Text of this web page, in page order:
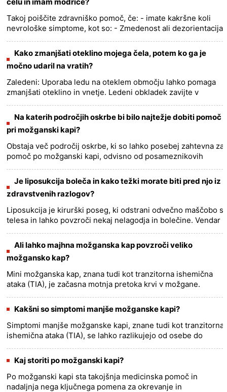
Takoj poiščite zdravniško pomoč, če: - imate kakršne koli
nevrološke simptome, kot so: - Zmedenost ali dezorientacija
hoji......
more >>
Kako zmanjšati oteklino mojega čela, potem ko ga je
močno udaril na vratih?
Zaledeni: Uporaba ledu na oteklem območju lahko pomaga
zmanjšati oteklino in vnetje. Ledeni obkladek zavijte v
Dvign......
more >>
Na katerih področjih oskrbe bi bilo najtežje dobiti pomoč
pri možganski kapi?
Obstaja več področij oskrbe, ki so lahko posebej zahtevna za
pomoč po možganski kapi, odvisno od posameznikovih
področ......
more >>
Je liposukcija boleča in kako težki morate biti pred njo iz
zdravstvenih razlogov?
Liposukcija je kirurški poseg, ki odstrani odvečno maščobo s
telesa in lahko povzroči nekaj nelagodja in bolečine. Vendar
dejavniko......
more >>
Ali lahko majhna možganska kap povzroči veliko
možgansko kap?
Mini možganska kap, znana tudi kot tranzitorna ishemična
ataka (TIA), je začasna motnja pretoka krvi v možgane.
Vendar so......
more >>
Kakšni so simptomi manjše možganske kapi?
Simptomi manjše možganske kapi, znane tudi kot tranzitorna
ishemična ataka (TIA), se lahko razlikujejo od osebe do
e......
more >>
Kaj storiti po možganski kapi?
Po možganski kapi sta takojšnja medicinska pomoč in
nadaljnja nega ključnega pomena za okrevanje in